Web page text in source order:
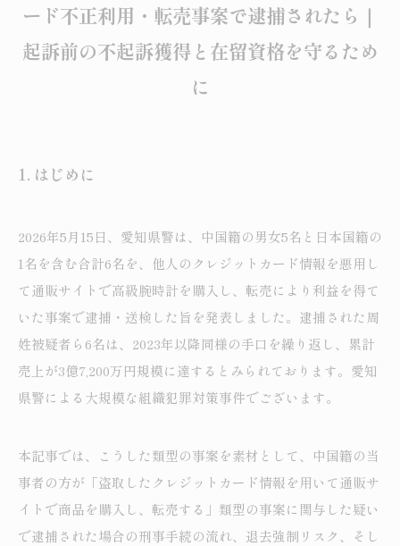
ード不正利用・転売事案で逮捕されたら｜
起訴前の不起訴獲得と在留資格を守るため
に
1. はじめに
2026年5月15日、愛知県警は、中国籍の男女5名と日本国籍の
1名を含む合計6名を、他人のクレジットカード情報を悪用し
て通販サイトで高級腕時計を購入し、転売により利益を得て
いた事案で逮捕・送検した旨を発表しました。逮捕された周
姓被疑者ら6名は、2023年以降同様の手口を繰り返し、累計
売上が3億7,200万円規模に達するとみられております。愛知
県警による大規模な組織犯罪対策事件でございます。
本記事では、こうした類型の事案を素材として、中国籍の当
事者の方が「盗取したクレジットカード情報を用いて通販サ
イトで商品を購入し、転売する」類型の事案に関与した疑い
で逮捕された場合の刑事手続の流れ、退去強制リスク、そし